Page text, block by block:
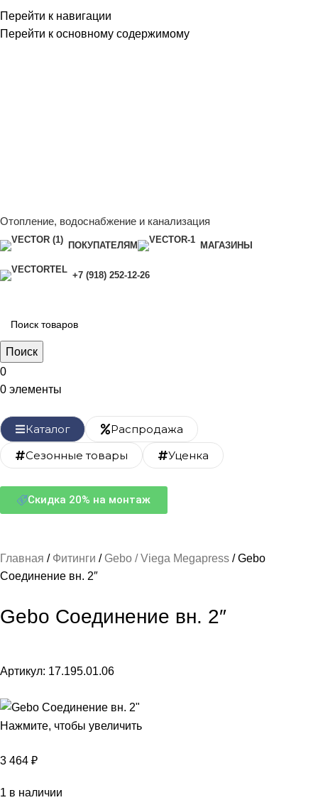
Перейти к навигации
Перейти к основному содержимому
Отопление, водоснабжение и канализация
ПОКУПАТЕЛЯМ МАГАЗИНЫ
+7 (918) 252-12-26
Поиск
0
0 элементы
Каталог
Распродажа
Сезонные товары
Уценка
Скидка 20% на монтаж
Главная Фитинги Gebo / Viega Megapress
Gebo
Соединение вн. 2″
Gebo Соединение вн. 2″
Артикул: 17.195.01.06
Нажмите, чтобы увеличить
3 464 ₽
1 в наличии